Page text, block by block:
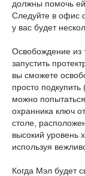
должны помочь
Следуйте в офис
у вас будет
Освобождение
запустить
вы сможете
просто
можно
охранника ключ
столе,
высокий уровень
используя
Когда Мэл будет